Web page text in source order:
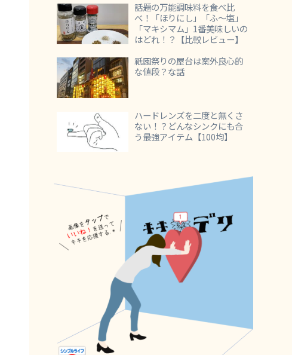
話題の万能調味料を食べ比
べ！「ほりにし」「ふ～塩」
「マキシマム」1番美味しいの
はどれ！？【比較レビュー】
祇園祭りの屋台は案外良心的
な値段？な話
ハードレンズを二度と無くさ
ない！？どんなシンクにも合
う最強アイテム【100均】